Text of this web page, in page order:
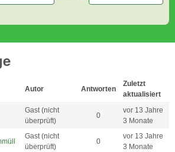
Autor Antworten
Zuletzt
aktualisiert
Gast (nicht
überprüft)
0
vor 13 Jahre
3 Monate
Gast (nicht
überprüft)
0
vor 13 Jahre
3 Monate